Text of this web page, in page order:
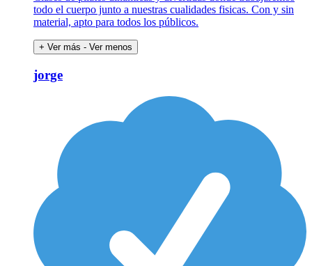
todo el cuerpo junto a nuestras cualidades fisicas. Con y sin
material, apto para todos los públicos.
+ Ver más - Ver menos
jorge